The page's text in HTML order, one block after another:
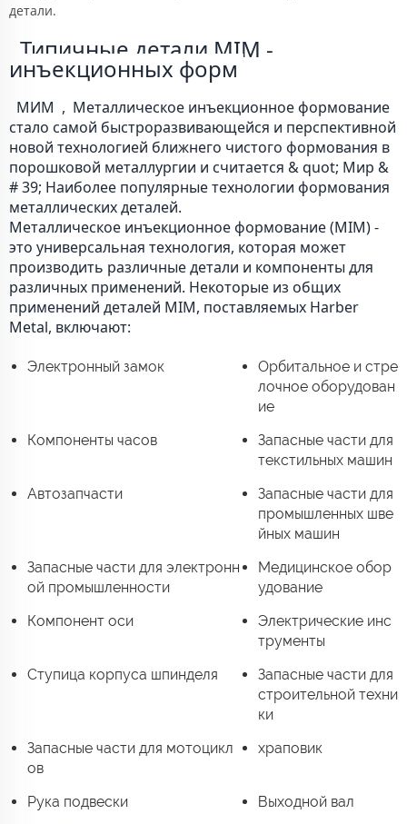
детали.
инъекционных форм
  МИМ
,  Металлическое инъекционное формование
стало самой быстроразвивающейся и перспективной
новой технологией ближнего чистого формования в
порошковой металлургии и считается & quot; Мир &
# 39; Наиболее популярные технологии формования
металлических деталей.
Металлическое инъекционное формование (MIM) -
это универсальная технология, которая может
производить различные детали и компоненты для
различных применений. Некоторые из общих
применений деталей MIM, поставляемых Harber
Metal, включают:
Электронный замок
Орбитальное и стре
лочное оборудован
ие
Компоненты часов
Запасные части для
текстильных машин
Автозапчасти
Запасные части для
промышленных шве
йных машин
Запасные части для электронн
ой промышленности
Медицинское обор
удование
Компонент оси
Электрические инс
трументы
Ступица корпуса шпинделя
Запасные части для
строительной техни
ки
Запасные части для мотоцикл
ов
храповик
Рука подвески Выходной вал